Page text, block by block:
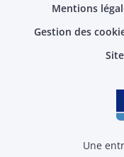
Mentions
Gestion des
Une